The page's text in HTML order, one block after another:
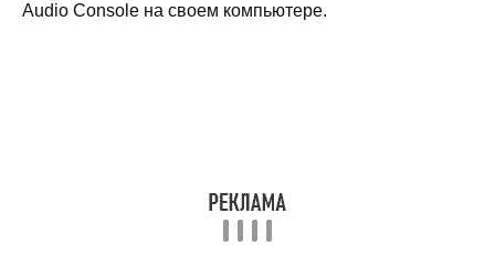
Audio Console на своем компьютере.